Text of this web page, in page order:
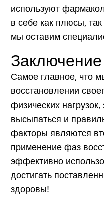
используют
в себе как плюсы,
мы оставим
Заключение
Самое главное, что
восстановлении
физических
высыпаться и
факторы являются
применение фаз
эффективно
достигать
здоровы!